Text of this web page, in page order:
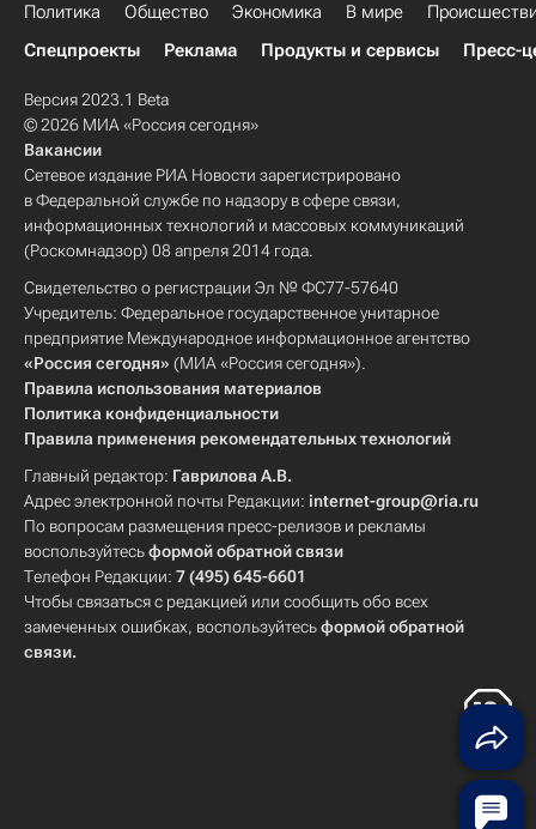
Политика Общество Экономика В мире
Спецпроекты
Реклама Продукты и сервисы Пресс-
Версия 2023.1 Beta
© 2026 МИА «Россия сегодня»
Вакансии
Сетевое издание РИА Новости зарегистрировано
в Федеральной службе по надзору в сфере связи,
информационных технологий и массовых коммуникаций
(Роскомнадзор) 08 апреля 2014 года.
Свидетельство о регистрации Эл № ФС77-57640
Учредитель: Федеральное государственное унитарное
предприятие Международное информационное агентство
«Россия сегодня» (МИА «Россия сегодня»).
Правила использования материалов
Политика конфиденциальности
Правила применения рекомендательных технологий
Главный редактор: Гаврилова А.В.
Адрес электронной почты Редакции: internet-group@ria.ru
По вопросам размещения пресс-релизов и рекламы
воспользуйтесьформой обратной связи
Телефон Редакции: 7 (495) 645-6601
Чтобы связаться с редакцией или сообщить обо всех
замеченных ошибках, воспользуйтесьформой обратной
связи.